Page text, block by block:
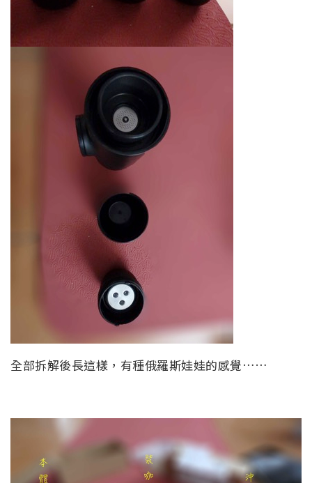
全部拆解後長這樣，有種俄羅斯娃娃的感覺……